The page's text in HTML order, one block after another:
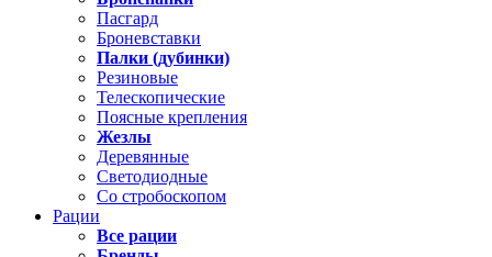
Пасгард
Броневставки
Палки (дубинки)
Резиновые
Телескопические
Поясные крепления
Жезлы
Деревянные
Светодиодные
Со стробоскопом
Рации
Все рации